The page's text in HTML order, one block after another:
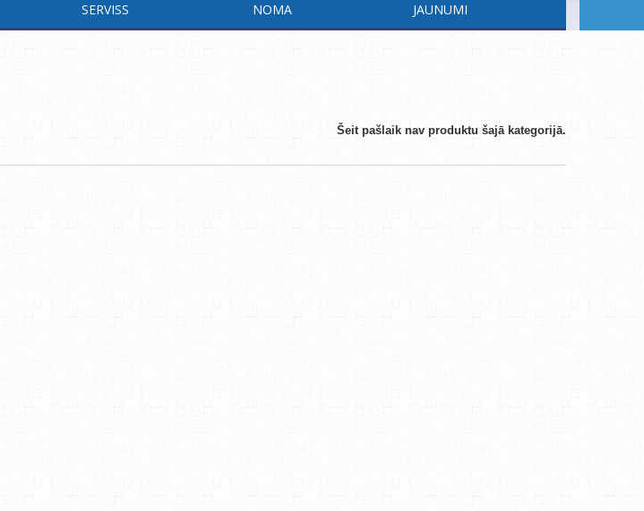
SERVISS NOMA JAUNUMI
Šeit pašlaik nav produktu šajā kategorijā.